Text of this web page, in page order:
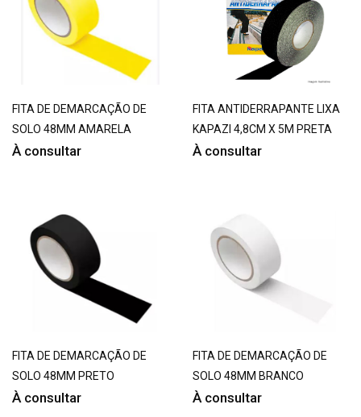
FITA DE DEMARCAÇÃO DE
SOLO 48MM AMARELA
À consultar
FITA ANTIDERRAPANTE LIXA
KAPAZI 4,8CM X 5M PRETA
À consultar
FITA DE DEMARCAÇÃO DE
SOLO 48MM PRETO
À consultar
FITA DE DEMARCAÇÃO DE
SOLO 48MM BRANCO
À consultar